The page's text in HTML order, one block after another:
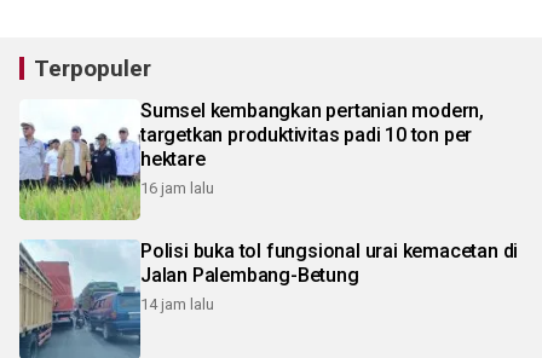
Terpopuler
Sumsel kembangkan pertanian modern,
targetkan produktivitas padi 10 ton per
hektare
16 jam lalu
Polisi buka tol fungsional urai kemacetan di
Jalan Palembang-Betung
14 jam lalu